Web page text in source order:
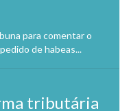
para comentar o
de habeas...
tributária